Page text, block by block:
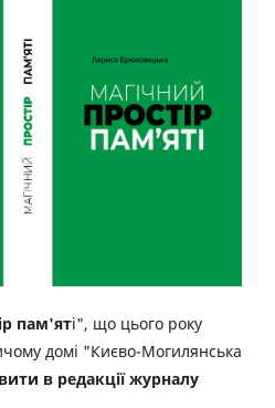
пам'яті", що цього року
домі "Києво-Могилянська
в редакції журналу